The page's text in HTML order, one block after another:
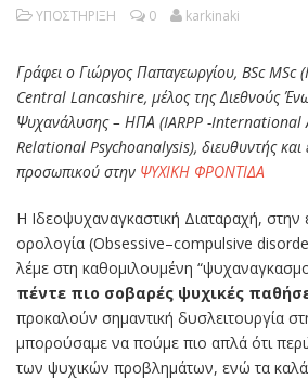
ΥΠΟΣΤΗΡΙΞΗ 0 karkinaki
Γράφει ο Γιώργος Παπαγεωργίου, BSc
Central Lancashire, μέλος της Διεθνούς
Ψυχανάλυσης – ΗΠΑ (IARPP -International
Relational Psychoanalysis), διευθυντής και
προσωπικού στην ΨΥΧΙΚΗ ΦΡΟΝΤΙΔΑ
Η Ιδεοψυχαναγκαστική Διαταραχή, στην
ορολογία (Obsessive–compulsive
λέμε στη καθομιλουμένη
πέντε πιο σοβαρές ψυχικές
προκαλούν σημαντική δυσλειτουργία
μπορούσαμε να πούμε πιο απλά ότι
των ψυχικών προβλημάτων, ενώ τα καλά